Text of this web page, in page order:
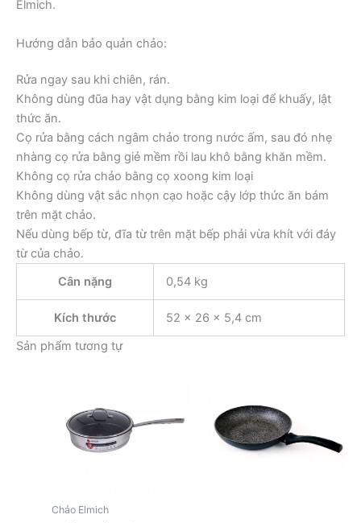
Elmich.
Hướng dẫn bảo quản chảo:
Rửa ngay sau khi chiên, rán.
Không dùng đũa hay vật dụng bằng kim loại để khuấy, lật
thức ăn.
Cọ rửa bằng cách ngâm chảo trong nước ấm, sau đó nhẹ
nhàng cọ rửa bằng giẻ mềm rồi lau khô bằng khăn mềm.
Không cọ rửa chảo bằng cọ xoong kim loại
Không dùng vật sắc nhọn cạo hoặc cậy lớp thức ăn bám
trên mặt chảo.
Nếu dùng bếp từ, đĩa từ trên mặt bếp phải vừa khít với đáy
từ của chảo.
Cân nặng
0,54 kg
Kích thước
52 × 26 × 5,4 cm
Sản phẩm tương tự
Chảo Elmich